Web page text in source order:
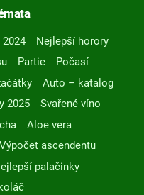
Nejlepší horory
Partie
Počasí
Auto – katalog
2025
Svařené víno
Aloe vera
Výpočet ascendentu
palačinky